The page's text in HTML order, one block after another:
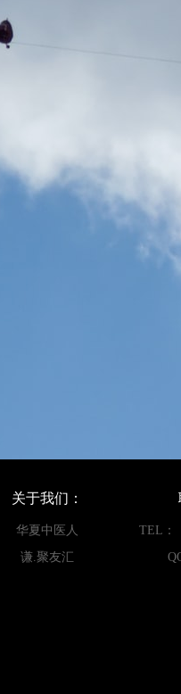
关于我们：
华夏中医人
谦.聚友汇
TEL：